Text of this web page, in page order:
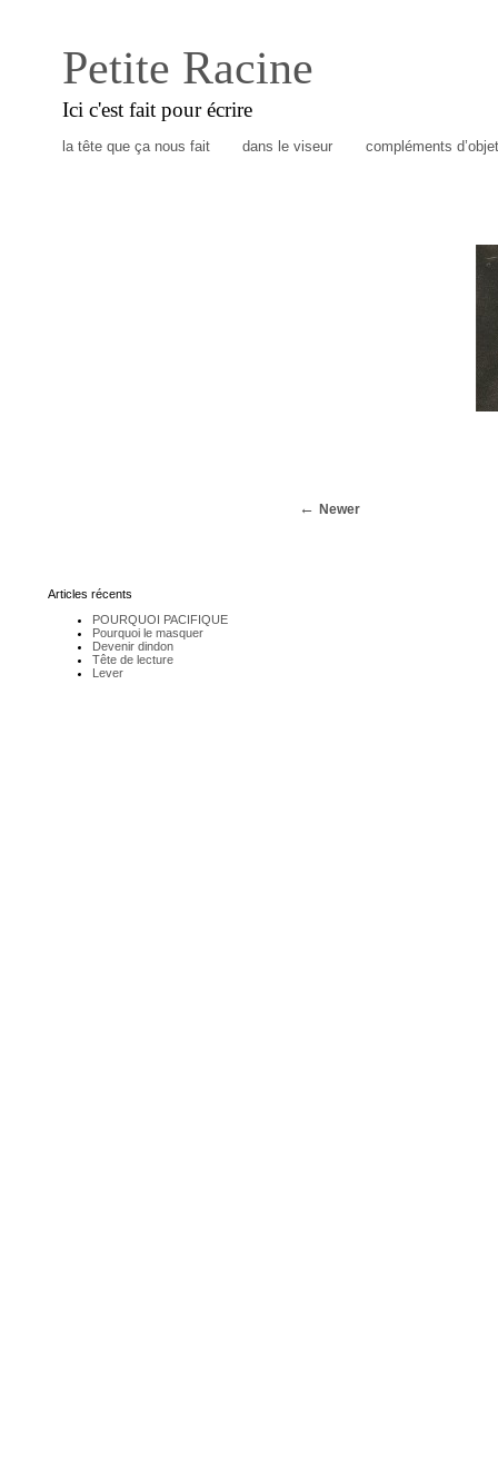
Petite Racine
Ici c'est fait pour écrire
la tête que ça nous fait dans le viseur compléments
Newer
Articles récents
POURQUOI PACIFIQUE
Pourquoi le masquer
Devenir dindon
Tête de lecture
Lever